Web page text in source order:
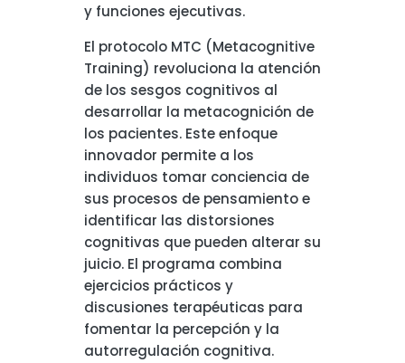
y funciones ejecutivas.
El protocolo MTC (Metacognitive
Training) revoluciona la atención
de los sesgos cognitivos al
desarrollar la metacognición de
los pacientes. Este enfoque
innovador permite a los
individuos tomar conciencia de
sus procesos de pensamiento e
identificar las distorsiones
cognitivas que pueden alterar su
juicio. El programa combina
ejercicios prácticos y
discusiones terapéuticas para
fomentar la percepción y la
autorregulación cognitiva.